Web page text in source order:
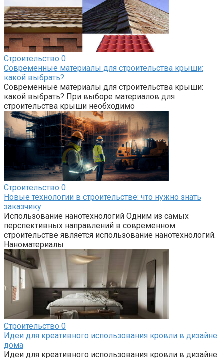
Строительство 0
Современные материалы для строительства крыши:
какой выбрать?
Современные материалы для строительства крыши:
какой выбрать? При выборе материалов для
строительства крыши необходимо
Строительство 0
Новые технологии в строительстве: что нужно знать
заказчику
Использование нанотехнологий Одним из самых
перспективных направлений в современном
строительстве является использование нанотехнологий.
Наноматериалы
Строительство 0
Идеи для креативного использования кровли в дизайне
дома
Идеи для креативного использования кровли в дизайне